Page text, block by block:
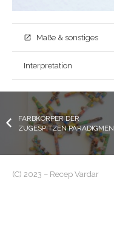
open_in_new Maße & sonstiges
Interpretation
FARBKÖRPER DER
ZUGESPITZEN PARADIGMEN
(C) 2023 – Recep Vardar